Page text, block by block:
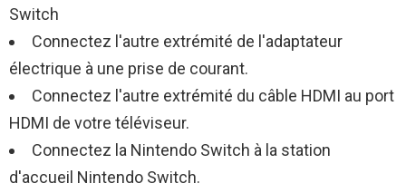
Switch
Connectez l'autre extrémité de l'adaptateur
électrique à une prise de courant.
Connectez l'autre extrémité du câble HDMI au port
HDMI de votre téléviseur.
Connectez la Nintendo Switch à la station
d'accueil Nintendo Switch.